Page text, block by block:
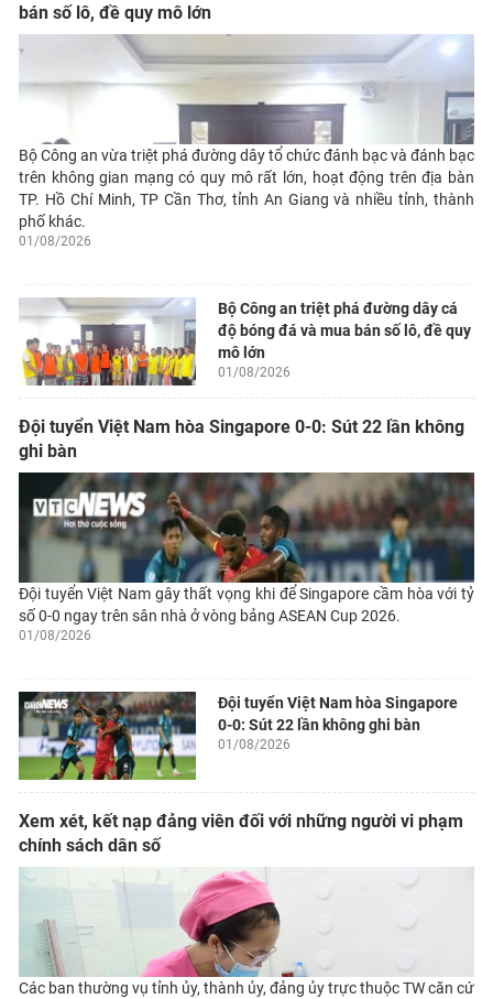
bán số lô, đề quy mô lớn
Bộ Công an vừa triệt phá đường dây tổ chức đánh bạc và đánh bạc
trên không gian mạng có quy mô rất lớn, hoạt động trên địa bàn
TP. Hồ Chí Minh, TP Cần Thơ, tỉnh An Giang và nhiều tỉnh, thành
phố khác.
01/08/2026
Bộ Công an triệt phá đường dây cá
độ bóng đá và mua bán số lô, đề quy
mô lớn
01/08/2026
Đội tuyển Việt Nam hòa Singapore 0-0: Sút 22 lần không
ghi bàn
Đội tuyển Việt Nam gây thất vọng khi để Singapore cầm hòa với tỷ
số 0-0 ngay trên sân nhà ở vòng bảng ASEAN Cup 2026.
01/08/2026
Đội tuyển Việt Nam hòa Singapore
0-0: Sút 22 lần không ghi bàn
01/08/2026
Xem xét, kết nạp đảng viên đối với những người vi phạm
chính sách dân số
Các ban thường vụ tỉnh ủy, thành ủy, đảng ủy trực thuộc TW căn cứ